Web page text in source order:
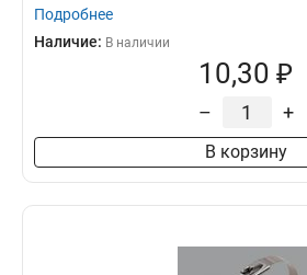
Подробнее
Наличие: В наличии
10,30 ₽
– +
В корзину